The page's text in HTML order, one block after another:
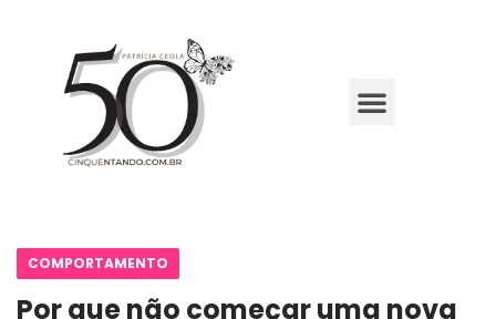
COMPORTAMENTO
Por que não começar uma nova